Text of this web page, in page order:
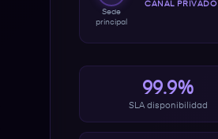
Sede
principal
CANAL PRIVADO
99.9%
SLA disponibilidad